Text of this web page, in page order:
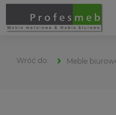
Meble